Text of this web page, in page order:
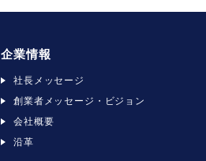
企業情報
社長メッセージ
創業者メッセージ・ビジョン
会社概要
沿革